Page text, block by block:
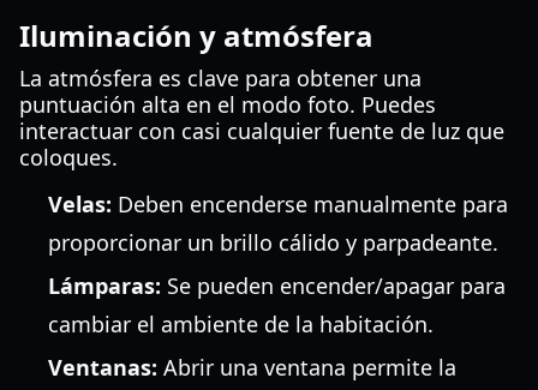
Iluminación y atmósfera
La atmósfera es clave para obtener una
puntuación alta en el modo foto. Puedes
interactuar con casi cualquier fuente de luz que
coloques.
Velas: Deben encenderse manualmente para
proporcionar un brillo cálido y parpadeante.
Lámparas: Se pueden encender/apagar para
cambiar el ambiente de la habitación.
Ventanas: Abrir una ventana permite la